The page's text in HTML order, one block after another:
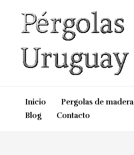
contenido
Inicio Pergolas de madera
Blog
Contacto